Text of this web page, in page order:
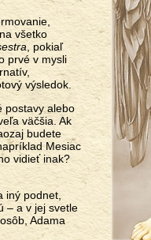
všetko
, pokiaľ
prvé v mysli
výsledok.
postavy alebo
väčšia. Ak
budete
Mesiac
vidieť inak?
iný podnet,
– a v jej svetle
Adama